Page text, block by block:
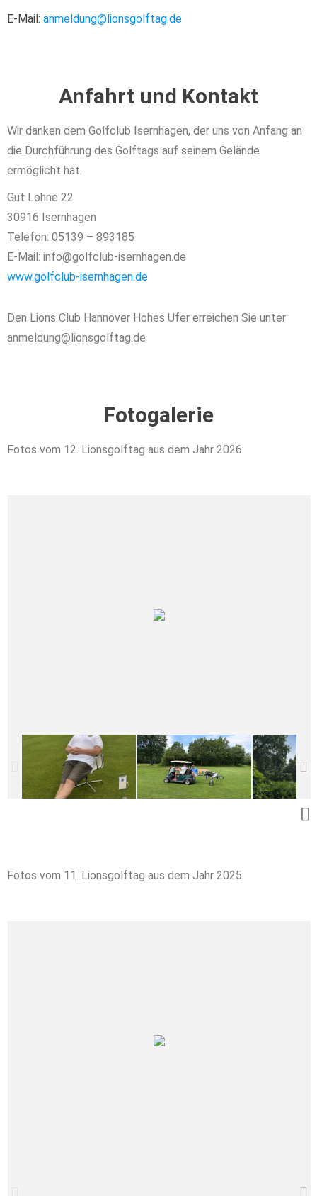
E-Mail: anmeldung@lionsgolftag.de
Anfahrt und Kontakt
Wir danken dem Golfclub Isernhagen, der uns von Anfang an
die Durchführung des Golftags auf seinem Gelände
ermöglicht hat.
Gut Lohne 22
30916 Isernhagen
Telefon: 05139 – 893185
E-Mail: info@golfclub-isernhagen.de
www.golfclub-isernhagen.de
Den Lions Club Hannover Hohes Ufer erreichen Sie unter
anmeldung@lionsgolftag.de
Fotogalerie
Fotos vom 12. Lionsgolftag aus dem Jahr 2026:
Fotos vom 11. Lionsgolftag aus dem Jahr 2025: